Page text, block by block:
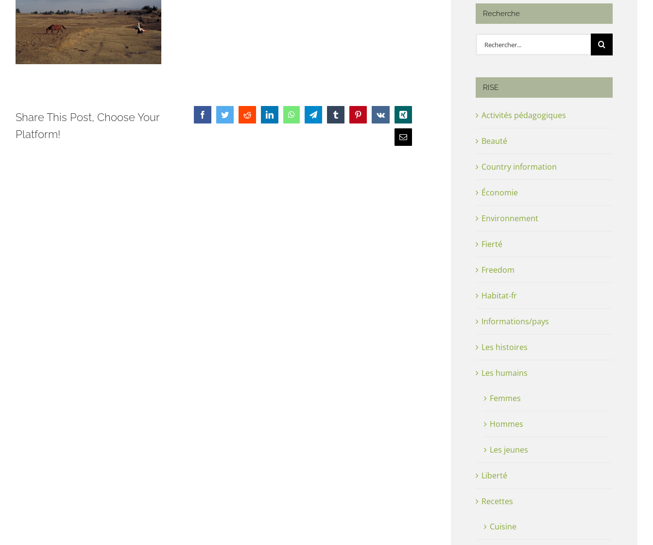
Share This Post, Choose Your
Platform!
FacebookTwitterReddit LinkedInWhatsAppTelegramTumblrPinterestVk Xing
Email
Recherche
Rechercher:
RISE
Activités pédagogiques
Beauté
Country information
Économie
Environnement
Fierté
Freedom
Habitat-fr
Informations/pays
Les histoires
Les humains
Femmes
Hommes
Les jeunes
Liberté
Recettes
Cuisine